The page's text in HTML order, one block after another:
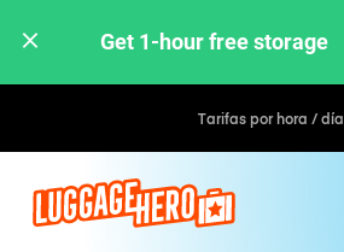
Get 1-hour free storage
Tarifas por hora / día